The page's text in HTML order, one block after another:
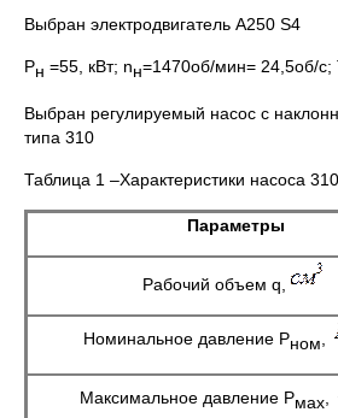
Выбран электродвигатель А250 S4
Pн =55, кВт; nн=1470об/мин= 24,5об/с;
Выбран регулируемый насос с
типа 310
Таблица 1 –Характеристики насоса
Параметры
Рабочий объем q,
Номинальное давление Pном
Максимальное давление Pмах,